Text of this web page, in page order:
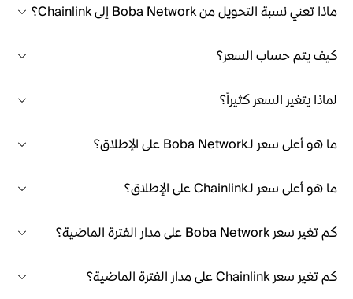
ماذا تعني نسبة التحويل من Boba Network إلى Chainlink؟
كيف يتم حساب السعر؟
لماذا يتغير السعر كثيراً؟
ما هو أعلى سعر لـBoba Network على الإطلاق؟
ما هو أعلى سعر لـChainlink على الإطلاق؟
كم تغير سعر Boba Network على مدار الفترة الماضية؟
كم تغير سعر Chainlink على مدار الفترة الماضية؟